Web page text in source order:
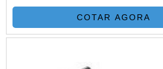
pressão e vazão. Com
uma classe de limpeza desejada
com os procedimentos pré-
COTAR AGORA